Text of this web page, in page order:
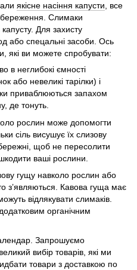
якісне насіння капусти, все
Слимаки
Для захисту
або спецальні засоби. Ось
які ви можете спробувати:
в неглибокі ємності
або невеликі тарілки) і
приваблюються запахом
де тонуть.
рослин може допомогти
сіль висушує їх слизову
щоб не пересолити
ваші рослини.
гущу навколо рослин або
з’являються. Кавова гуща має
відлякувати слимаків.
органічним
Запрошуємо
вибір товарів, які ми
товари з доставкою по